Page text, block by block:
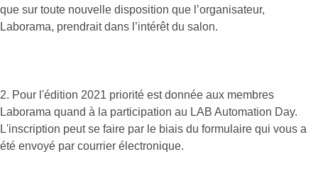
que sur toute nouvelle disposition que l’organisateur,
Laborama, prendrait dans l’intérêt du salon.
2. Pour l'édition 2021 priorité est donnée aux membres
Laborama quand à la participation au LAB Automation Day.
L'inscription peut se faire par le biais du formulaire qui vous a
été envoyé par courrier électronique.